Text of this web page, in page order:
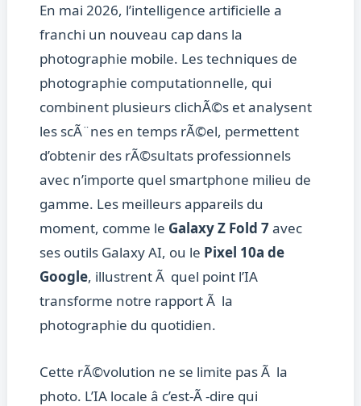
En mai 2026, l’intelligence artificielle a
franchi un nouveau cap dans la
photographie mobile. Les techniques de
photographie computationnelle, qui
combinent plusieurs clichÃ©s et analysent
les scÃ¨nes en temps rÃ©el, permettent
d’obtenir des rÃ©sultats professionnels
avec n’importe quel smartphone milieu de
gamme. Les meilleurs appareils du
moment, comme le Galaxy Z Fold 7avec
ses outils Galaxy AI, ou le Pixel 10a de
Google, illustrent Ã quel point l’IA
transforme notre rapport Ã la
photographie du quotidien.
Cette rÃ©volution ne se limite pas Ã la
photo. L’IA locale â c’est-Ã -dire qui